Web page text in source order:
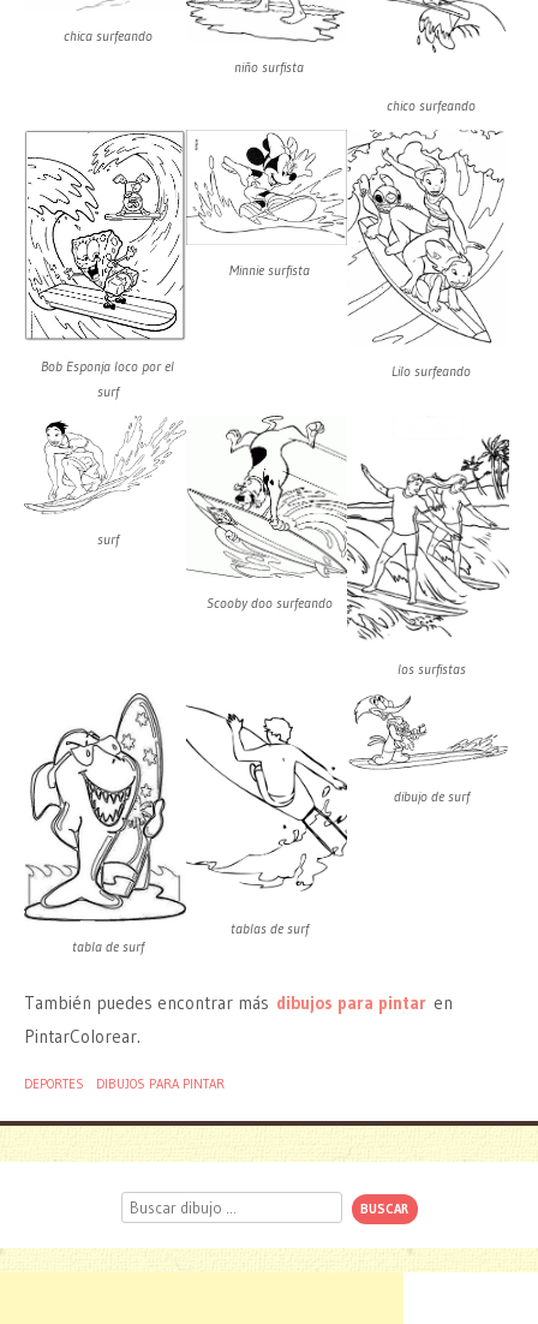
chica surfeando
niño surfista
chico surfeando
Bob Esponja loco por el
surf
Minnie surfista
Lilo surfeando
surf
Scooby doo surfeando
los surfistas
tabla de surf
tablas de surf
dibujo de surf
También puedes encontrar más dibujos para pintar en
PintarColorear.
DEPORTES DIBUJOS PARA PINTAR
Buscar